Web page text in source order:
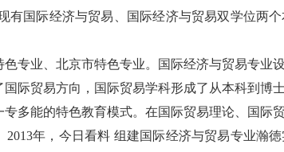
有国际经济与贸易、国际经济与贸易双学位两
色专业、北京市特色专业。 国际经济与贸易专业
际贸易方向，国际贸易学科形成了从本科到博士
专多能的特色教育模式。在国际贸易理论、国际
2013年，今日看料 组建国际经济与贸易专业瀚徳